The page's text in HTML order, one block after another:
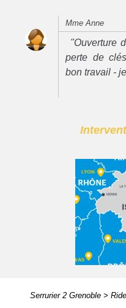
Mme Anne
"Ouverture
perte de
bon travail -
Serrurier 2 Grenoble>